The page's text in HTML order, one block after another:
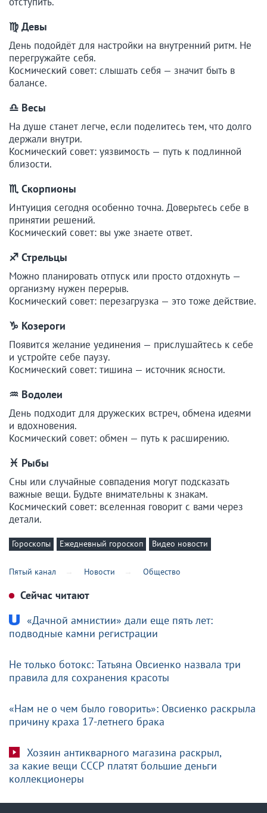
♍ Девы
День подойдёт для настройки на внутренний ритм. Не
перегружайте себя.
Космический совет: слышать себя — значит быть в
балансе.
♎ Весы
На душе станет легче, если поделитесь тем, что долго
держали внутри.
Космический совет: уязвимость — путь к подлинной
близости.
♏ Скорпионы
Интуиция сегодня особенно точна. Доверьтесь себе в
принятии решений.
Космический совет: вы уже знаете ответ.
♐ Стрельцы
Можно планировать отпуск или просто отдохнуть —
организму нужен перерыв.
Космический совет: перезагрузка — это тоже действие.
♑ Козероги
Появится желание уединения — прислушайтесь к себе
и устройте себе паузу.
Космический совет: тишина — источник ясности.
♒ Водолеи
День подходит для дружеских встреч, обмена идеями
и вдохновения.
Космический совет: обмен — путь к расширению.
♓ Рыбы
Сны или случайные совпадения могут подсказать
важные вещи. Будьте внимательны к знакам.
Космический совет: вселенная говорит с вами через
детали.
Гороскопы Ежедневный гороскоп Видео новости
Пятый канал Новости Общество
Сейчас читают
«Дачной амнистии» дали еще пять лет:
подводные камни регистрации
Не только ботокс: Татьяна Овсиенко назвала три
правила для сохранения красоты
«Нам не о чем было говорить»: Овсиенко раскрыла
причину краха 17-летнего брака
Хозяин антикварного магазина раскрыл,
за какие вещи СССР платят большие деньги
коллекционеры